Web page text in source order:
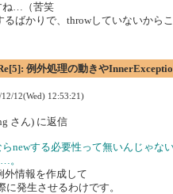
ね…（苦笑
るばかりで、throwしていないから
例外処理の動きや
12(Wed) 12:53:21)
さん) に返信
newする必要性って無いんじゃな
。
外情報を作成して
に発生させるわけです。